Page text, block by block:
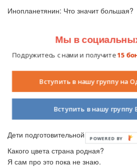
Инопланетянин: Что значит большая?
безграничная, просторная,
Дети (подг.смеш гр.): Это значит –
полезными ископаемыми: нефтью,
Инопланетянин: Какого цвета ваша
Дети подготовительной группы:
Какого цвета страна родная?
Я сам про это пока не знаю.
Мы в
Подружитесь с нами и получите15
Вступить в нашу группу на
Вступить в нашу группу